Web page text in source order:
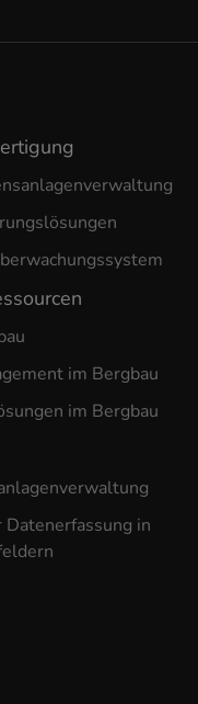
im Bergbau
im Bergbau
Datenerfassung in